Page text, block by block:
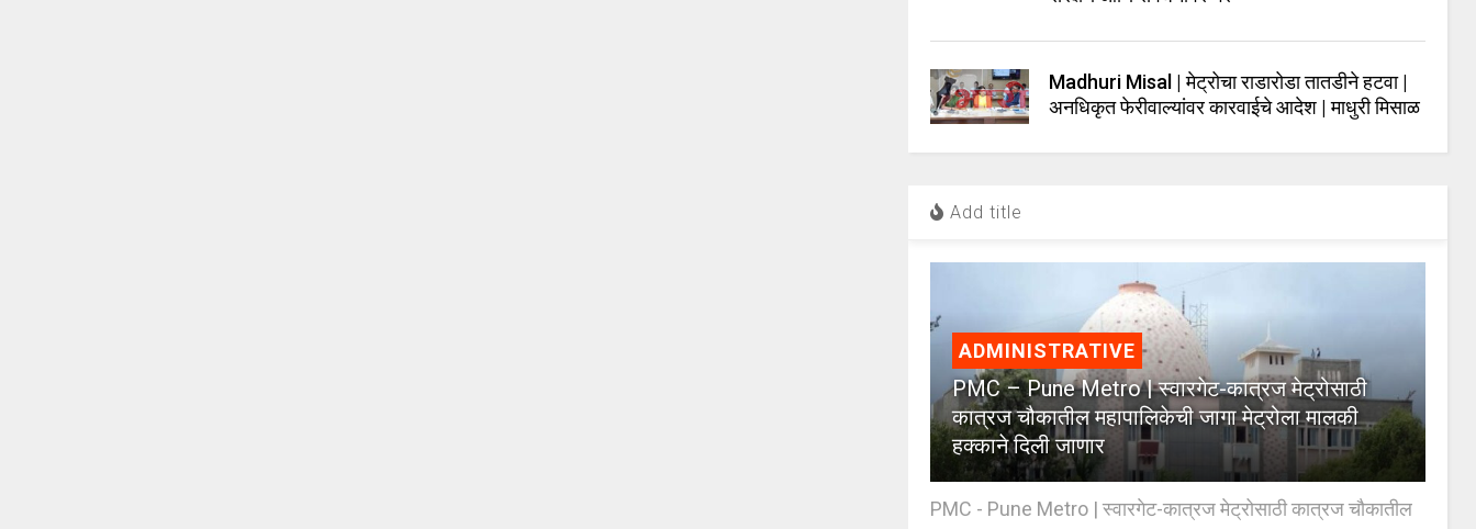
Madhuri Misal | मेट्रोचा राडारोडा तातडीने हटवा |
अनधिकृत फेरीवाल्यांवर कारवाईचे आदेश | माधुरी मिसाळ
Add title
ADMINISTRATIVE
PMC – Pune Metro | स्वारगेट-कात्रज मेट्रोसाठी
कात्रज चौकातील महापालिकेची जागा मेट्रोला मालकी
हक्काने दिली जाणार
PMC - Pune Metro | स्वारगेट-कात्रज मेट्रोसाठी कात्रज चौकातील